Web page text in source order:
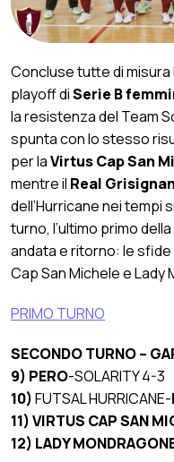
Concluse tutte di
playoff diSerie B
la resistenza del Team
spunta con lo stesso
per laVirtus Cap San
mentre il Real
dell’Hurricane nei tempi
turno, l’ultimo primo
andata e ritorno: le
Cap San Michele e
PRIMO TURNO
SECONDO TURNO –
9) PERO-SOLARITY 4-3
10)FUTSAL HURRICANE-
11)VIRTUS CAP SAN
12) LADY